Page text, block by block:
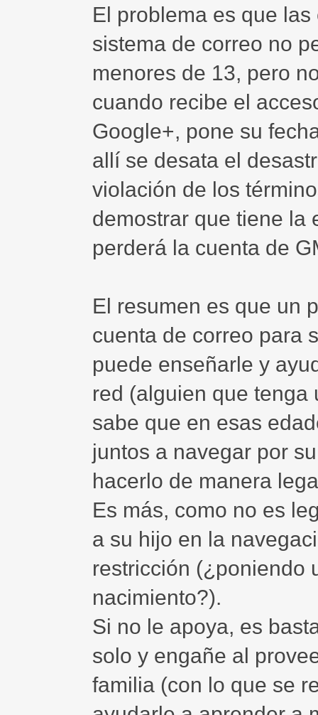
El problema es que
sistema de correo no
menores de 13, pero
cuando recibe el
Google+, pone su
allí se desata el
violación de los
demostrar que tiene la
perderá la cuenta de
El resumen es que un
cuenta de correo para
puede enseñarle y
red (alguien que tenga
sabe que en esas
juntos a navegar por
hacerlo de manera
Es más, como no es
a su hijo en la
restricción (¿poniendo
nacimiento?).
Si no le apoya, es
solo y engañe al
familia (con lo que se